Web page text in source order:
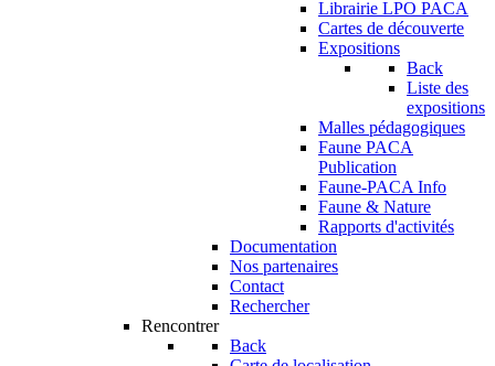
Librairie LPO PACA
Cartes de découverte
Expositions
Back
Liste des
expositions
Malles pédagogiques
Faune PACA
Publication
Faune-PACA Info
Faune & Nature
Rapports d'activités
Documentation
Nos partenaires
Contact
Rechercher
Rencontrer
Back